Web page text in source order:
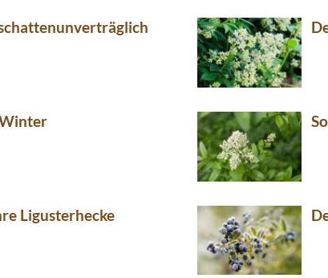
Ligusterhecke